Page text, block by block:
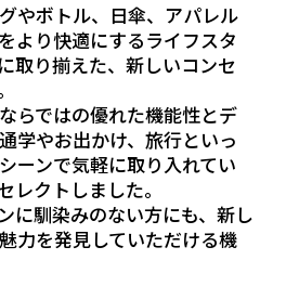
やボトル、日傘、アパレル
より快適にするライフスタ
取り揃えた、新しいコンセ
らではの優れた機能性とデ
学やお出かけ、旅行といっ
ーンで気軽に取り入れてい
レクトしました。
に馴染みのない方にも、新し
力を発見していただける機